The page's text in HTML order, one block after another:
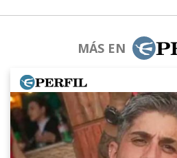
MÁS EN